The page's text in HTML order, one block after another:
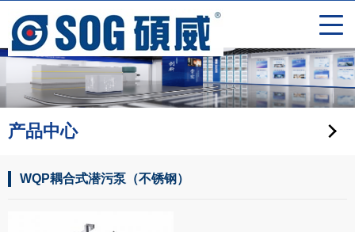
产品中心
WQP耦合式潜污泵（不锈钢）